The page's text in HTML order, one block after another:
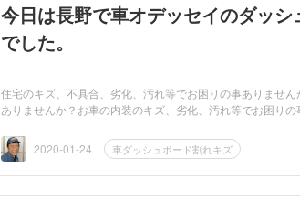
今日は長野で車オデッセイのダッ
でした。
住宅のキズ、不具合、劣化、汚れ等でお困りの事ありませ
ありませんか？お車の内装のキズ、劣化、汚れ等でお困り
2020-01-24
車ダッシュボード割れキズ